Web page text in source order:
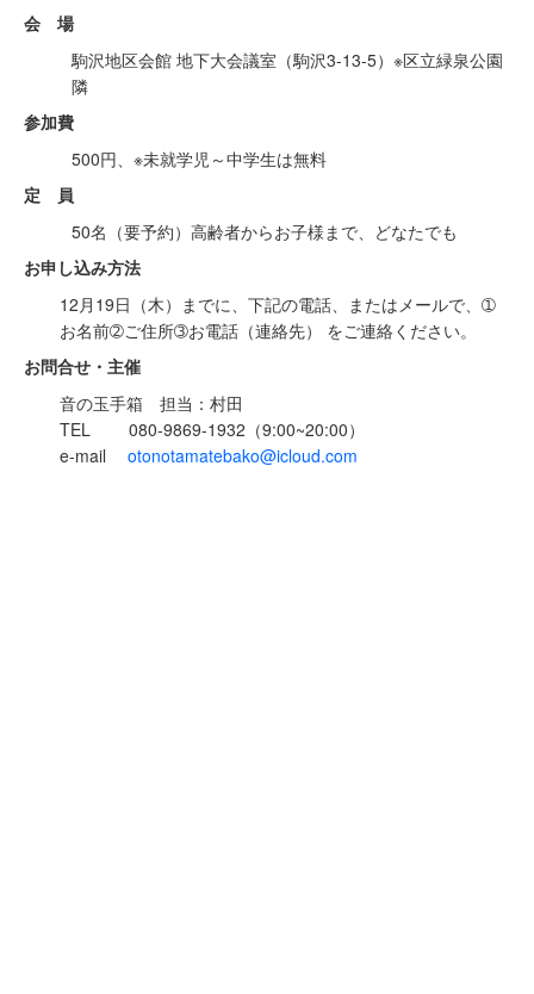
会 場
駒沢地区会館 地下大会議室（駒沢3-13-5）※区立緑泉公園
隣
参加費
500円、※未就学児～中学生は無料
定 員
50名（要予約）高齢者からお子様まで、どなたでも
お申し込み方法
12月19日（木）までに、下記の電話、またはメールで、➀
お名前➁ご住所➂お電話（連絡先） をご連絡ください。
お問合せ・主催
音の玉手箱 担当：村田
TEL 080-9869-1932（9:00~20:00）
e-mail otonotamatebako@icloud.com